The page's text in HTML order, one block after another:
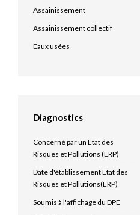
Assainissement
Assainissement collectif
Eaux usées
Diagnostics
Concerné par un Etat des
Risques et Pollutions (ERP)
Date d'établissement Etat des
Risques et Pollutions(ERP)
Soumis à l'affichage du DPE